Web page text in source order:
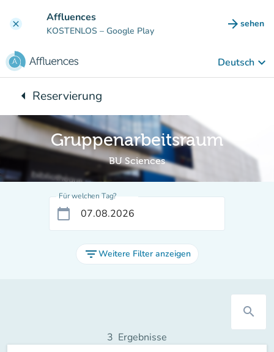
clear Affluences
KOSTENLOS – Google Play arrow_forward sehen
(new
Deutsch keyboard_arrow_down
arrow_leftZurück zu:
Reservierung
Gruppenarbeitsraum
BU Sciences
Für welchen Tag?
calendar_today
filter_listWeitere Filter anzeigen
search
3 Ergebnisse